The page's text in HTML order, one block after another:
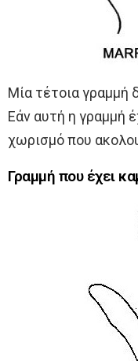
Μία τέτοια γραμμή
Εάν αυτή η γραμμή
χωρισμό που
Γραμμή που έχει